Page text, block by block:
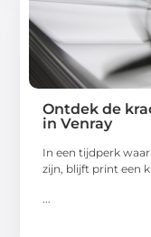
Ontdek de
in Venray
In een tijdperk
zijn, blijft print een